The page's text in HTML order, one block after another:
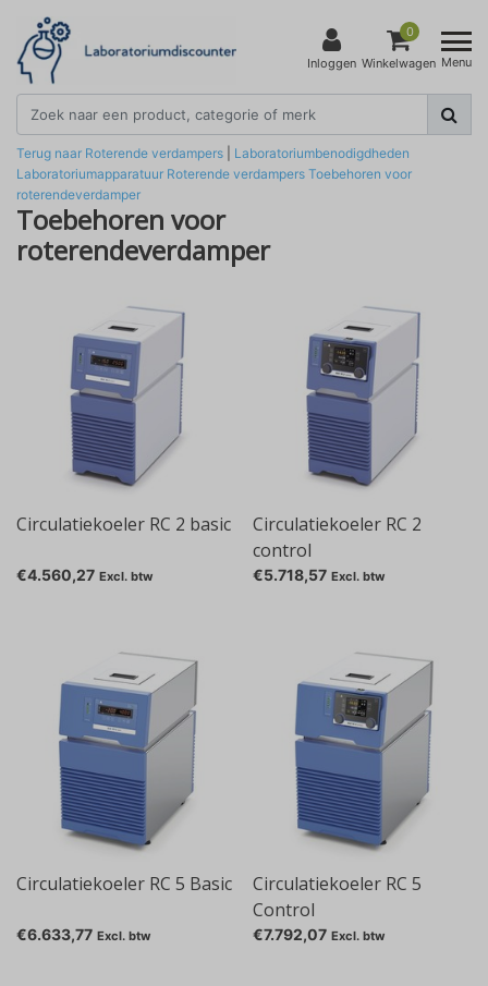
Inloggen
0
Winkelwagen Menu
Terug naar Roterende verdampers
Laboratoriumbenodigdheden
Laboratoriumapparatuur Roterende verdampers Toebehoren voor
roterendeverdamper
Toebehoren voor
roterendeverdamper
Circulatiekoeler RC 2 basic
€4.560,27 Excl. btw
Circulatiekoeler RC 2
control
€5.718,57 Excl. btw
Circulatiekoeler RC 5 Basic
€6.633,77 Excl. btw
Circulatiekoeler RC 5
Control
€7.792,07 Excl. btw